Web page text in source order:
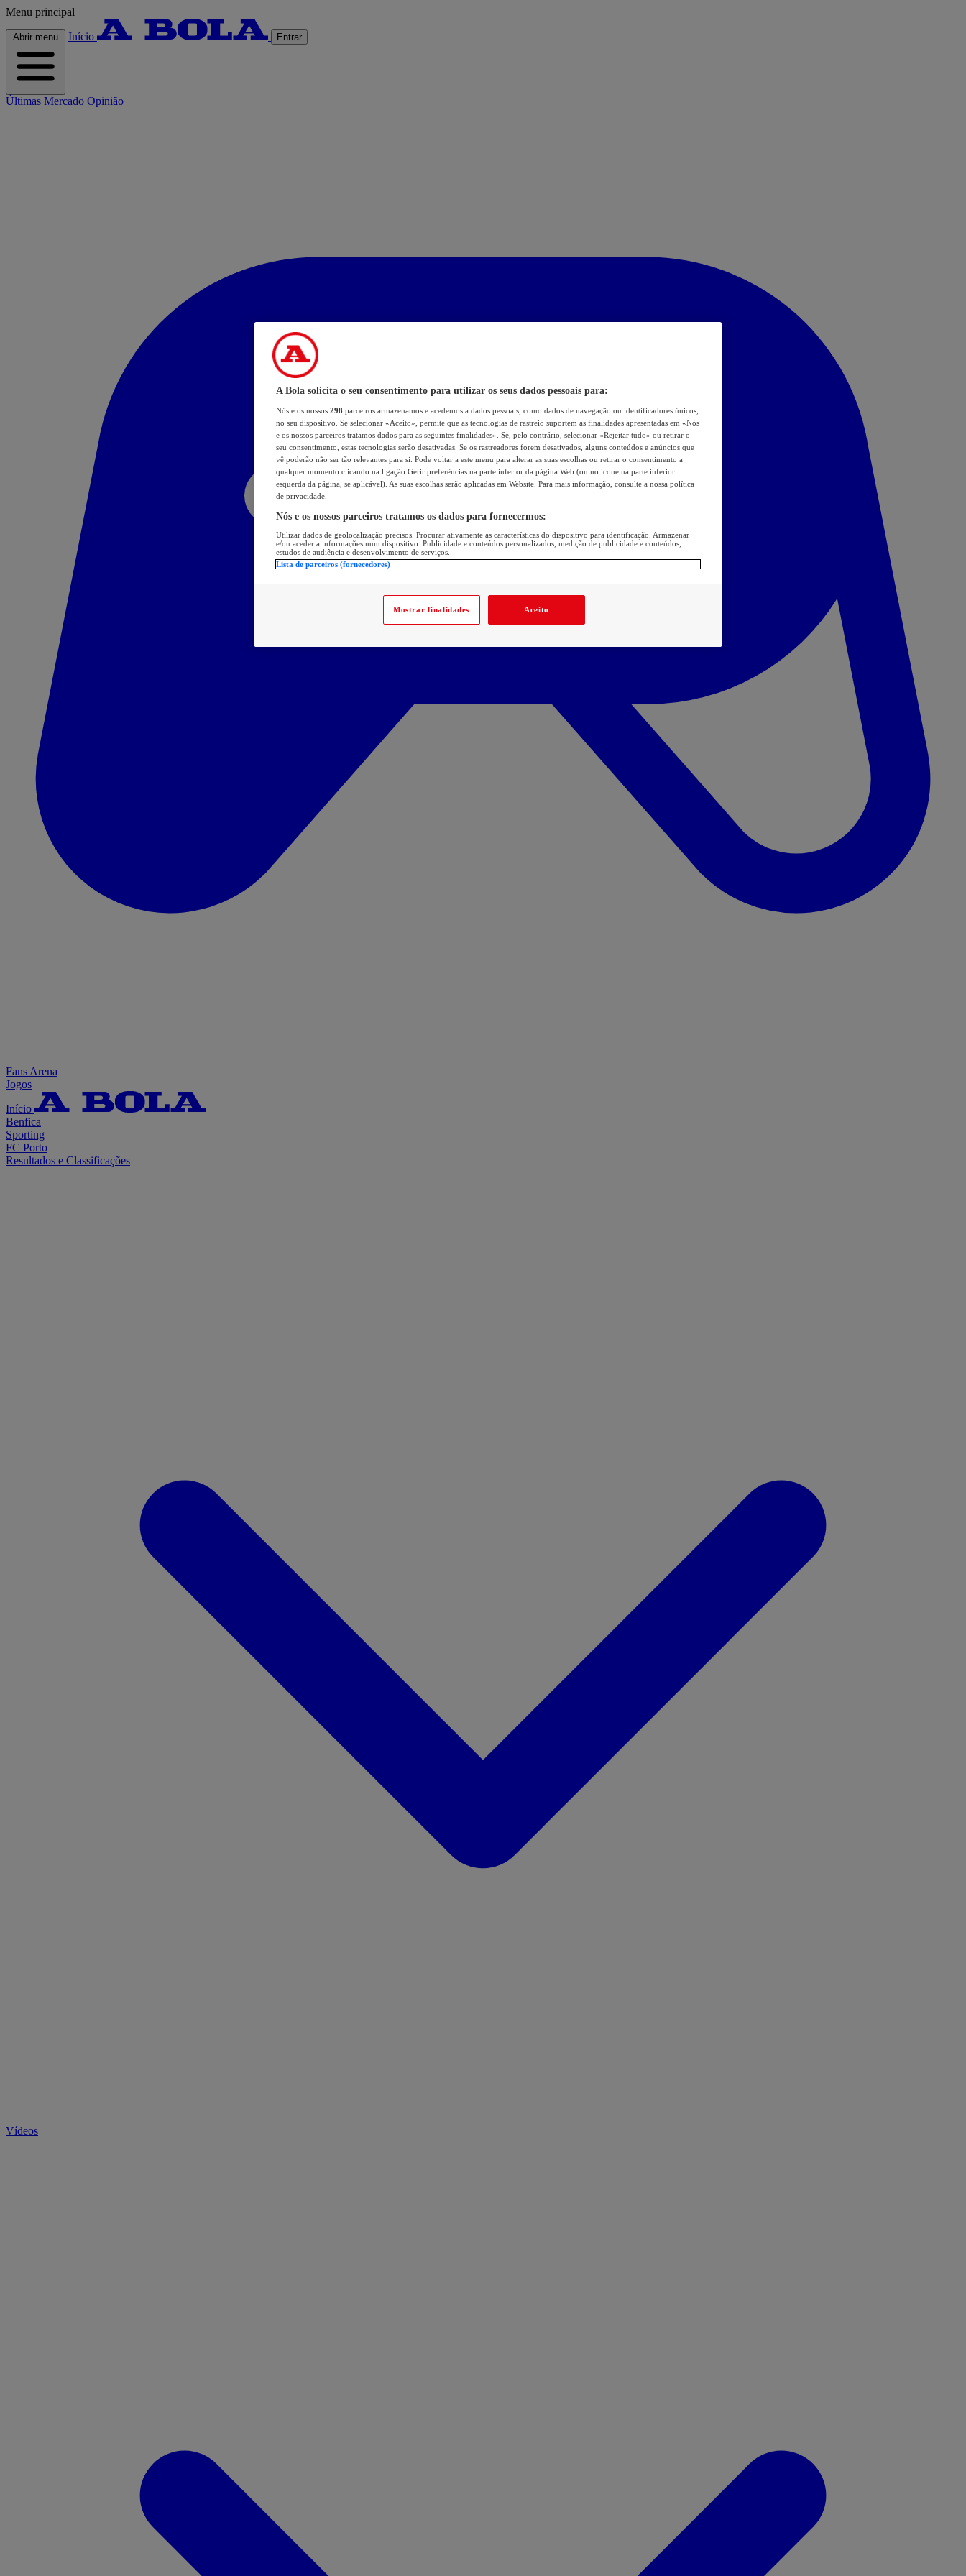
Menu principal
Abrir menu Início Entrar
Últimas Mercado Opinião
Fans Arena
Jogos
Início
Benfica
Sporting
FC Porto
Resultados e Classificações
Vídeos
A Bola solicita o seu consentimento para utilizar os seus dados pessoais para:
Nós e os nossos 298 parceiros armazenamos e acedemos a dados pessoais, como dados de navegação ou identificadores únicos,
no seu dispositivo. Se selecionar «Aceito», permite que as tecnologias de rastreio suportem as finalidades apresentadas em «Nós
e os nossos parceiros tratamos dados para as seguintes finalidades». Se, pelo contrário, selecionar «Rejeitar tudo» ou retirar o
seu consentimento, estas tecnologias serão desativadas. Se os rastreadores forem desativados, alguns conteúdos e anúncios que
vê poderão não ser tão relevantes para si. Pode voltar a este menu para alterar as suas escolhas ou retirar o consentimento a
qualquer momento clicando na ligação Gerir preferências na parte inferior da página Web (ou no ícone na parte inferior
esquerda da página, se aplicável). As suas escolhas serão aplicadas em Website. Para mais informação, consulte a nossa política
de privacidade.
Nós e os nossos parceiros tratamos os dados para fornecermos:
Utilizar dados de geolocalização precisos. Procurar ativamente as características do dispositivo para identificação. Armazenar
e/ou aceder a informações num dispositivo. Publicidade e conteúdos personalizados, medição de publicidade e conteúdos,
estudos de audiência e desenvolvimento de serviços.
Lista de parceiros (fornecedores)
Mostrar finalidades Aceito